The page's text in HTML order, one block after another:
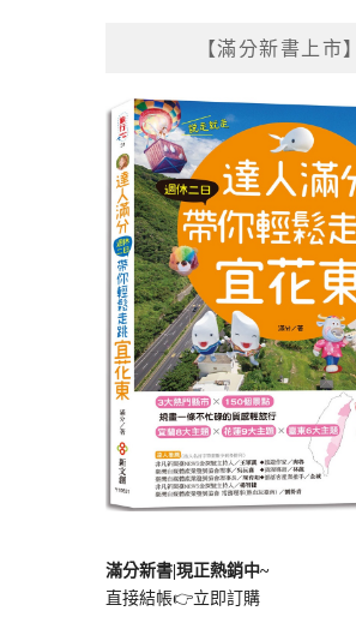
【滿分新書上市】
滿分新書|現正熱銷中~
直接結帳👉立即訂購